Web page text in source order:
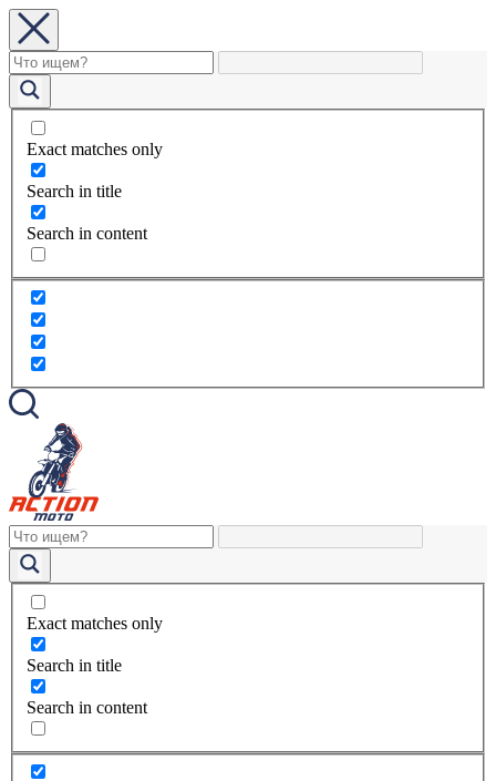
Exact matches only
Search in title
Search in content
Exact matches only
Search in title
Search in content